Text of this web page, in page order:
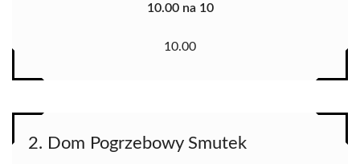
10.00 na 10
10.00
2. Dom Pogrzebowy Smutek